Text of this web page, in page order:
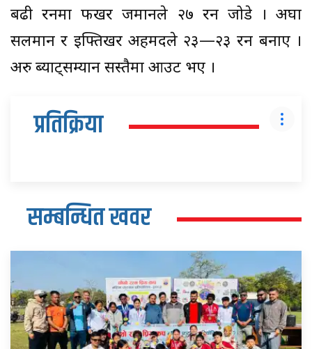
बढी रनमा फखर जमानले २७ रन जोडे । अघा
सलमान र इफ्तिखर अहमदले २३—२३ रन बनाए ।
अरु ब्याट्सम्यान सस्तैमा आउट भए ।
प्रतिक्रिया
सम्बन्धित खवर